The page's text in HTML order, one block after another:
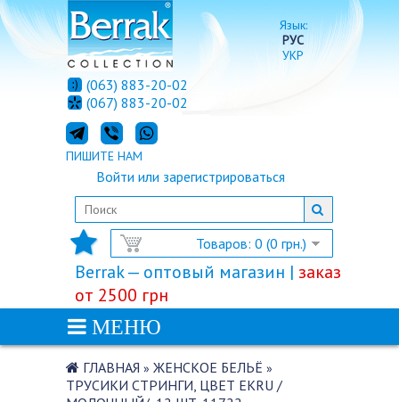
Язык:
РУС
УКР
Товаров: 0 (0 грн.)
Войти или зарегистрироваться
(063) 883-20-02
(067) 883-20-02
ПИШИТЕ НАМ
Berrak — оптовый магазин | заказ
от 2500 грн
МЕНЮ
ГЛАВНАЯ » ЖЕНСКОЕ БЕЛЬЁ »
ТРУСИКИ СТРИНГИ, ЦВЕТ EKRU /